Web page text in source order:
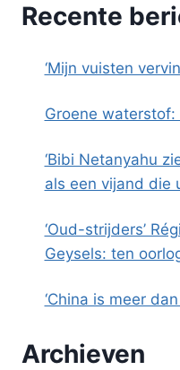
Recente
‘Mijn vuisten
Groene waterstof:
‘Bibi Netanyahu
als een vijand die
‘Oud-strijders’
Geysels: ten
‘China is meer
Archieven